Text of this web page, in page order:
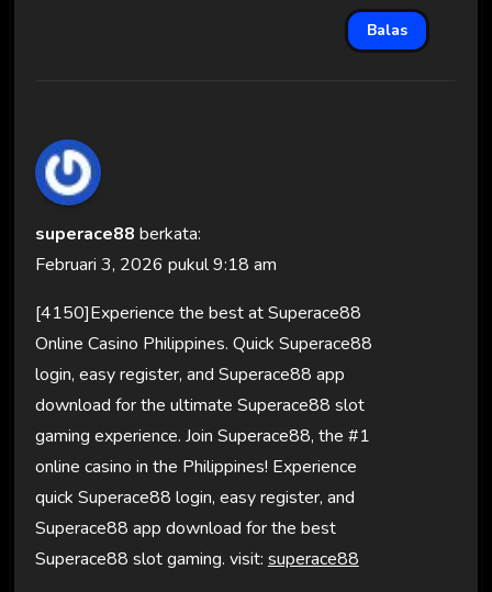
Balas
superace88 berkata:
Februari 3, 2026 pukul 9:18 am
[4150]Experience the best at Superace88
Online Casino Philippines. Quick Superace88
login, easy register, and Superace88 app
download for the ultimate Superace88 slot
gaming experience. Join Superace88, the #1
online casino in the Philippines! Experience
quick Superace88 login, easy register, and
Superace88 app download for the best
Superace88 slot gaming. visit:superace88